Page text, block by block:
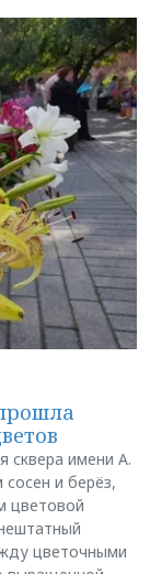
сквера имени А.
и берёз,
цветовой
цветочными